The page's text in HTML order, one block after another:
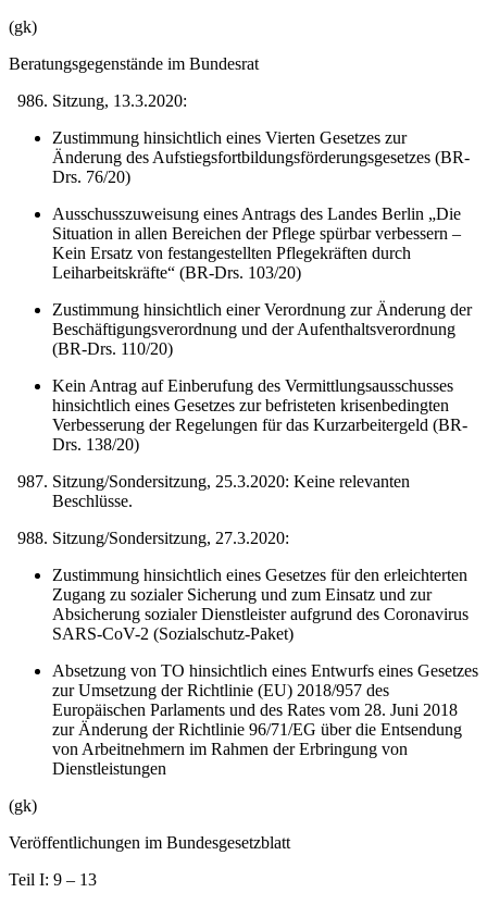
(gk)
Beratungsgegenstände im Bundesrat
Sitzung, 13.3.2020:
Zustimmung hinsichtlich eines Vierten Gesetzes zur
Änderung des Aufstiegsfortbildungsförderungsgesetzes (BR-
Drs. 76/20)
Ausschusszuweisung eines Antrags des Landes Berlin „Die
Situation in allen Bereichen der Pflege spürbar verbessern –
Kein Ersatz von festangestellten Pflegekräften durch
Leiharbeitskräfte“ (BR-Drs. 103/20)
Zustimmung hinsichtlich einer Verordnung zur Änderung der
Beschäftigungsverordnung und der Aufenthaltsverordnung
(BR-Drs. 110/20)
Kein Antrag auf Einberufung des Vermittlungsausschusses
hinsichtlich eines Gesetzes zur befristeten krisenbedingten
Verbesserung der Regelungen für das Kurzarbeitergeld (BR-
Drs. 138/20)
Sitzung/Sondersitzung, 25.3.2020: Keine relevanten
Beschlüsse.
Sitzung/Sondersitzung, 27.3.2020:
Zustimmung hinsichtlich eines Gesetzes für den erleichterten
Zugang zu sozialer Sicherung und zum Einsatz und zur
Absicherung sozialer Dienstleister aufgrund des Coronavirus
SARS-CoV-2 (Sozialschutz-Paket)
Absetzung von TO hinsichtlich eines Entwurfs eines Gesetzes
zur Umsetzung der Richtlinie (EU) 2018/957 des
Europäischen Parlaments und des Rates vom 28. Juni 2018
zur Änderung der Richtlinie 96/71/EG über die Entsendung
von Arbeitnehmern im Rahmen der Erbringung von
Dienstleistungen
(gk)
Veröffentlichungen im Bundesgesetzblatt
Teil I: 9 – 13